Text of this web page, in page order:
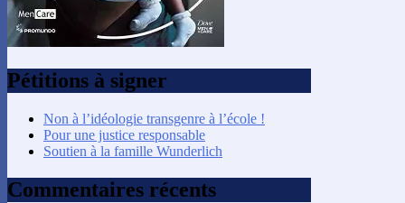
Pétitions à signer
Non à l’idéologie transgenre à l’école !
Pour une justice responsable
Soutien à la famille Wunderlich
Commentaires récents